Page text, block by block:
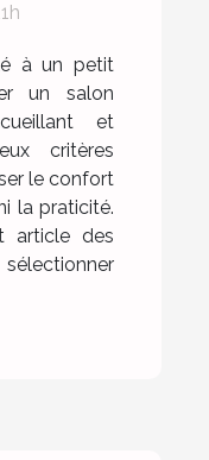
à un petit
un salon
et
critères
le confort
la praticité.
article des